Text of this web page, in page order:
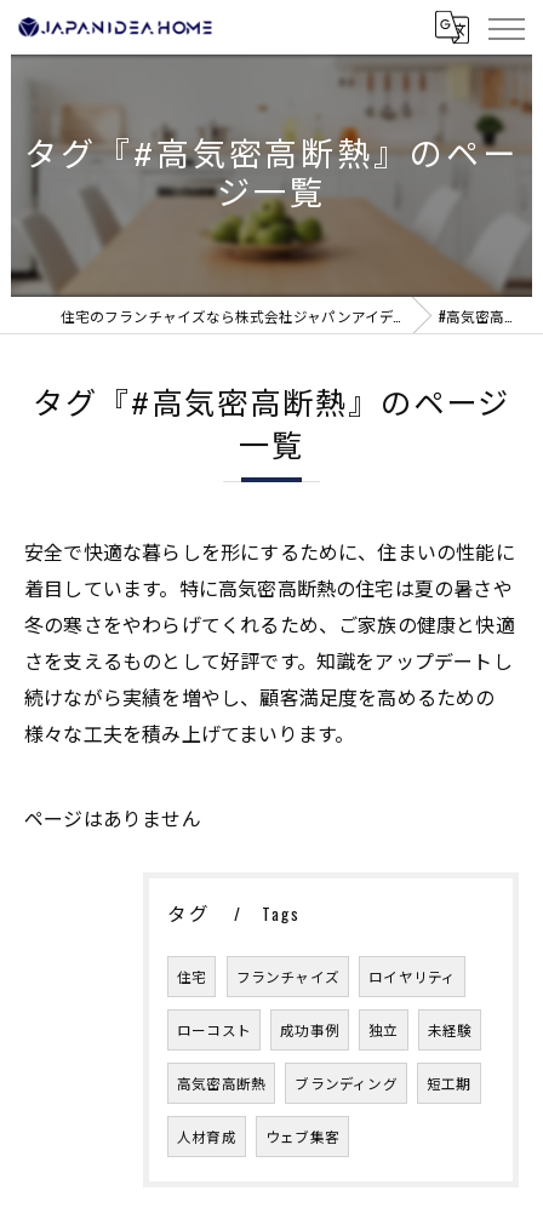
タグ『#高気密高断熱』のペー
ジ一覧
住宅のフランチャイズなら株式会社ジャパンアイディアホーム #高気密高断熱
タグ『#高気密高断熱』のページ
一覧
安全で快適な暮らしを形にするために、住まいの性能に
着目しています。特に高気密高断熱の住宅は夏の暑さや
冬の寒さをやわらげてくれるため、ご家族の健康と快適
さを支えるものとして好評です。知識をアップデートし
続けながら実績を増やし、顧客満足度を高めるための
様々な工夫を積み上げてまいります。
ページはありません
タグ Tags
住宅 フランチャイズ ロイヤリティ
ローコスト 成功事例 独立 未経験
高気密高断熱 ブランディング 短工期
人材育成 ウェブ集客